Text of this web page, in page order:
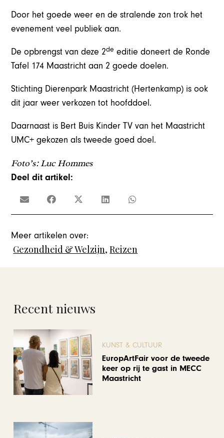
Door het goede weer en de stralende zon trok het
evenement veel publiek aan.
De opbrengst van deze 2de editie doneert de Ronde
Tafel 174 Maastricht aan 2 goede doelen.
Stichting Dierenpark Maastricht (Hertenkamp) is ook
dit jaar weer verkozen tot hoofddoel.
Daarnaast is Bert Buis Kinder TV van het Maastricht
UMC+ gekozen als tweede goed doel.
Foto’s: Luc Hommes
Deel dit artikel:
Meer artikelen over:
Gezondheid & Welzijn,Reizen
Recent nieuws
KUNST & CULTUUR
EuropArtFair voor de tweede
keer op rij te gast in MECC
Maastricht